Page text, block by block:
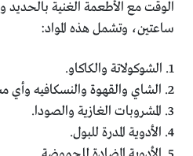
الوقت مع الأطعمة الغنية بالحديد
ساعتين، وتشمل هذه المواد:
1. الشوكولاتة والكاكاو.
2. الشاي والقهوة والنسكافيه وأي مشروب يحتوي على الكافيين.
3. المشروبات الغازية والصودا.
4. الأدوية المدرة للبول.